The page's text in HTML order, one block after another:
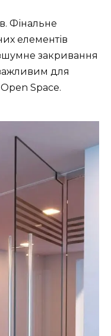
Фінальне
елементів
закривання
для
Space.